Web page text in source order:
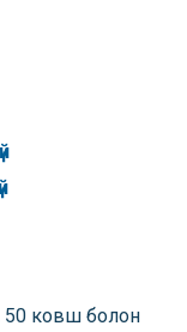
50 ковш болон